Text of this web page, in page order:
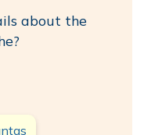
about the